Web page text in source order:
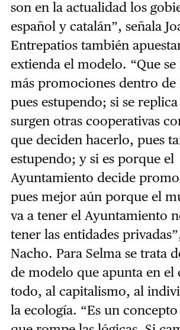
son en la actualidad los
español y catalán”, señala
Entrepatios también
extienda el modelo. “Que
más promociones dentro de
pues estupendo; si se
surgen otras cooperativas
que deciden hacerlo, pues
estupendo; y si es porque el
Ayuntamiento decide
pues mejor aún porque el
va a tener el Ayuntamiento
tener las entidades
Nacho. Para Selma se trata
de modelo que apunta en el
todo, al capitalismo, al
la ecología. “Es un